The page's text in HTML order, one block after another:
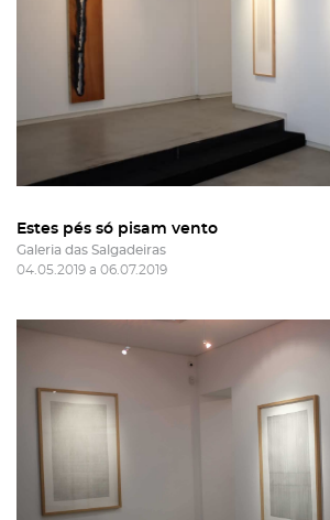
Estes pés só pisam vento
Galeria das Salgadeiras
04.05.2019 a 06.07.2019